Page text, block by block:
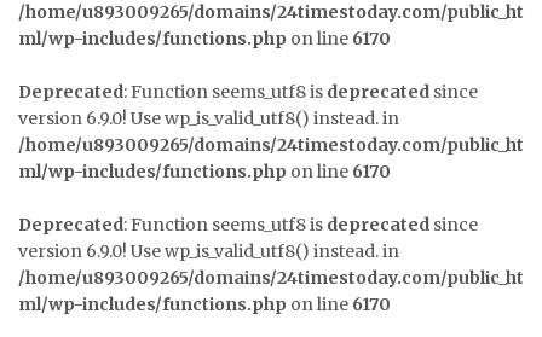
/home/u893009265/domains/24timestoday.com/public_ht
ml/wp-includes/functions.php on line 6170
Deprecated: Function seems_utf8 is deprecated since
version 6.9.0! Use wp_is_valid_utf8() instead. in
/home/u893009265/domains/24timestoday.com/public_ht
ml/wp-includes/functions.php on line 6170
Deprecated: Function seems_utf8 is deprecated since
version 6.9.0! Use wp_is_valid_utf8() instead. in
/home/u893009265/domains/24timestoday.com/public_ht
ml/wp-includes/functions.php on line 6170